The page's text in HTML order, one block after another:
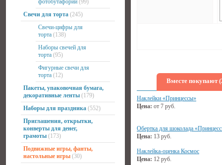
фотобутафории (99)
Свечи для торта (245)
Свечи-цифры для
торта (138)
Наборы свечей для
торта (95)
Фигурные свечи для
торта (12)
Пакеты, упаковочная бумага,
декоративные ленты (179)
Наборы для праздника (552)
Приглашения, открытки,
конверты для денег,
грамоты (173)
Подвижные игры, фанты,
настольные игры (30)
Вместе покупают
Наклейки «Принцессы»
Цена: от 7 руб.
Обертка для шоколада
Цена: 13 руб.
Наклейка-оценка Космос
Цена: 12 руб.